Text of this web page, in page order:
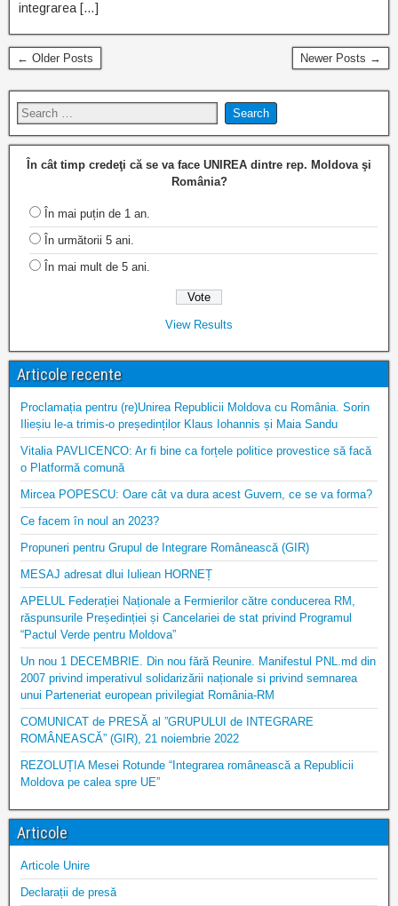
integrarea […]
← Older Posts Newer Posts →
În cât timp credeţi că se va face UNIREA dintre rep. Moldova şi
România?
În mai puțin de 1 an.
În următorii 5 ani.
În mai mult de 5 ani.
View Results
Articole recente
Proclamația pentru (re)Unirea Republicii Moldova cu România. Sorin
Ilieșiu le-a trimis-o președinților Klaus Iohannis și Maia Sandu
Vitalia PAVLICENCO: Ar fi bine ca forțele politice provestice să facă
o Platformă comună
Mircea POPESCU: Oare cât va dura acest Guvern, ce se va forma?
Ce facem în noul an 2023?
Propuneri pentru Grupul de Integrare Românească (GIR)
MESAJ adresat dlui Iuliean HORNEȚ
APELUL Federației Naționale a Fermierilor către conducerea RM,
răspunsurile Președinției și Cancelariei de stat privind Programul
“Pactul Verde pentru Moldova”
Un nou 1 DECEMBRIE. Din nou fără Reunire. Manifestul PNL.md din
2007 privind imperativul solidarizării naționale si privind semnarea
unui Parteneriat european privilegiat România-RM
COMUNICAT de PRESĂ al ”GRUPULUI de INTEGRARE
ROMÂNEASCĂ” (GIR), 21 noiembrie 2022
REZOLUȚIA Mesei Rotunde “Integrarea românească a Republicii
Moldova pe calea spre UE”
Articole
Articole Unire
Declarații de presă